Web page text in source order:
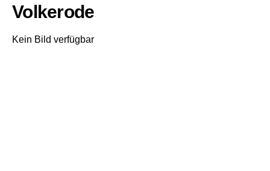
Volkerode
Kein Bild verfügbar